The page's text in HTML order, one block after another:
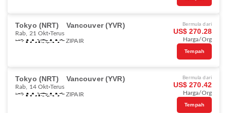
Tokyo (NRT) Vancouver (YVR)
Rab, 21 Okt Terus
ZIPAIR
Bermula dari
US$ 270.28
Harga/Org
Tempah
Tokyo (NRT) Vancouver (YVR)
Rab, 14 Okt Terus
ZIPAIR
Bermula dari
US$ 270.42
Harga/Org
Tempah